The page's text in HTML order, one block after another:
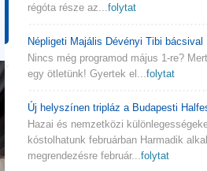
régóta része az...folytat
Népligeti Majális Dévényi Tibi bácsival
Nincs még programod május 1-re?
egy ötletünk! Gyertek el...folytat
Új helyszínen tripláz a Budapesti
Hazai és nemzetközi
kóstolhatunk februárban Harmadik
megrendezésre február...folytat